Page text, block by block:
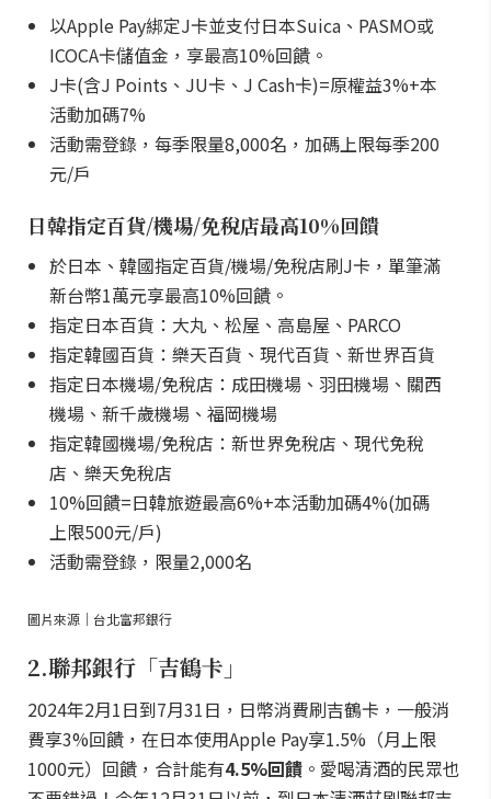
以Apple Pay綁定J卡並支付日本Suica、PASMO或
ICOCA卡儲值金，享最高10%回饋。
J卡(含J Points、JU卡、J Cash卡)=原權益3%+本
活動加碼7%
活動需登錄，每季限量8,000名，加碼上限每季200
元/戶
日韓指定百貨/機場/免稅店最高10%回饋
於日本、韓國指定百貨/機場/免稅店刷J卡，單筆滿
新台幣1萬元享最高10%回饋。
指定日本百貨：大丸、松屋、高島屋、PARCO
指定韓國百貨：樂天百貨、現代百貨、新世界百貨
指定日本機場/免稅店：成田機場、羽田機場、關西
機場、新千歲機場、福岡機場
指定韓國機場/免稅店：新世界免稅店、現代免稅
店、樂天免稅店
10%回饋=日韓旅遊最高6%+本活動加碼4%(加碼
上限500元/戶)
活動需登錄，限量2,000名
圖片來源｜台北富邦銀行
2.聯邦銀行「吉鶴卡」
2024年2月1日到7月31日，日幣消費刷吉鶴卡，一般消
費享3%回饋，在日本使用Apple Pay享1.5%（月上限
1000元）回饋，合計能有4.5%回饋 。愛喝清酒的民眾也